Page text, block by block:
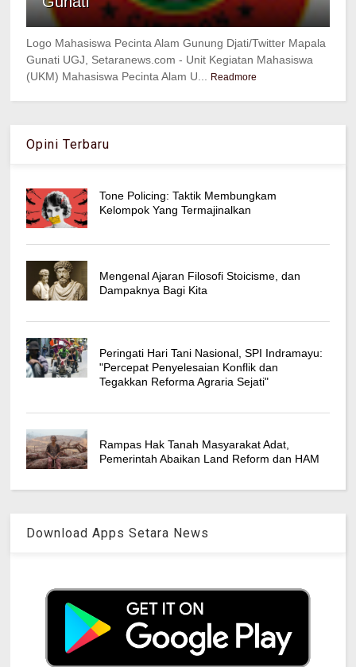
Logo Mahasiswa Pecinta Alam Gunung Djati/Twitter Mapala
Gunati UGJ, Setaranews.com - Unit Kegiatan Mahasiswa
(UKM) Mahasiswa Pecinta Alam U...
Readmore
Opini Terbaru
Tone Policing: Taktik Membungkam
Kelompok Yang Termajinalkan
Mengenal Ajaran Filosofi Stoicisme, dan
Dampaknya Bagi Kita
Peringati Hari Tani Nasional, SPI Indramayu:
"Percepat Penyelesaian Konflik dan
Tegakkan Reforma Agraria Sejati"
Rampas Hak Tanah Masyarakat Adat,
Pemerintah Abaikan Land Reform dan HAM
Download Apps Setara News